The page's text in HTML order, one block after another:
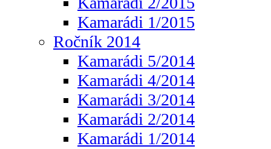
Kamarádi 1/2015
Ročník 2014
Kamarádi 5/2014
Kamarádi 4/2014
Kamarádi 3/2014
Kamarádi 2/2014
Kamarádi 1/2014